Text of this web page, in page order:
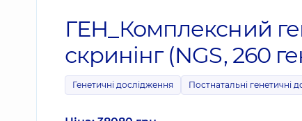
ГЕН_Комплексний
скринінг (NGS, 260
Генетичні дослідження Постнатальні генетичні